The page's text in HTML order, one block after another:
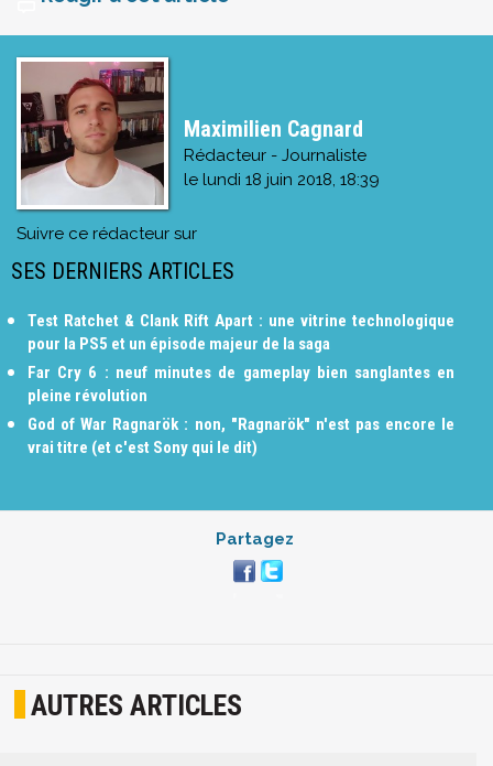
Maximilien Cagnard
Rédacteur - Journaliste
le lundi 18 juin 2018, 18:39
Suivre ce rédacteur sur
SES DERNIERS ARTICLES
Test Ratchet & Clank Rift Apart : une vitrine technologique
pour la PS5 et un épisode majeur de la saga
Far Cry 6 : neuf minutes de gameplay bien sanglantes en
pleine révolution
God of War Ragnarök : non, "Ragnarök" n'est pas encore le
vrai titre (et c'est Sony qui le dit)
Partagez
AUTRES ARTICLES